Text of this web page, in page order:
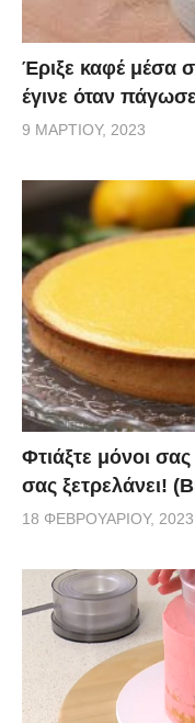
Έριξε καφέ μέσα
έγινε όταν
9 ΜΑΡΤΊΟΥ, 2023
Φτιάξτε μόνοι
σας ξετρελάνει!
18 ΦΕΒΡΟΥΑΡΊΟΥ, 2023